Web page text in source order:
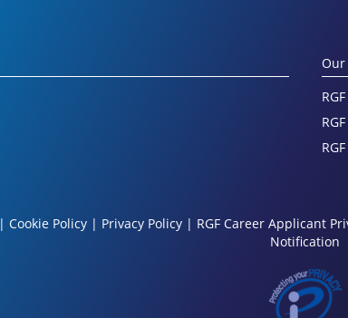
Our
|Cookie Policy | Privacy Policy | RGF Career Applicant
Notification